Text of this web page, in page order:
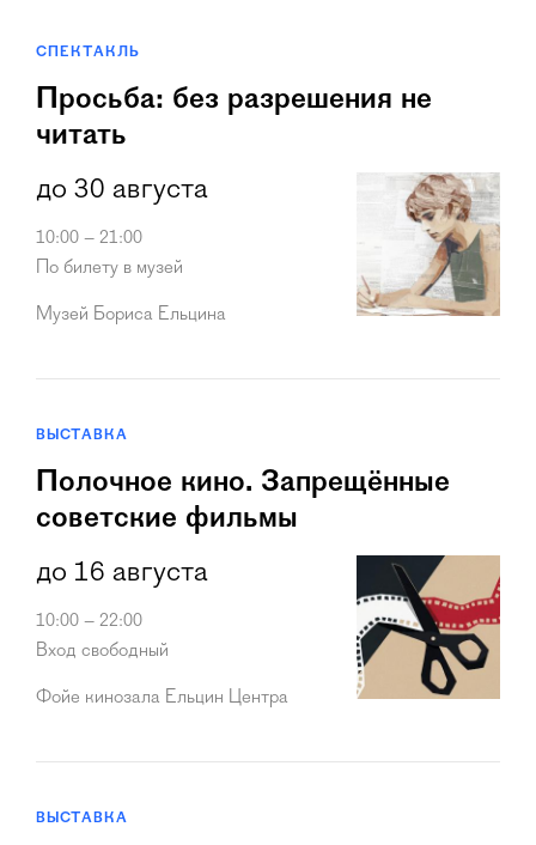
СПЕКТАКЛЬ
Просьба: без разрешения не
читать
до 30 августа
10:00 – 21:00
По билету в музей
Музей Бориса Ельцина
ВЫСТАВКА
Полочное кино. Запрещённые
советские фильмы
до 16 августа
10:00 – 22:00
Вход свободный
Фойе кинозала Ельцин Центра
ВЫСТАВКА